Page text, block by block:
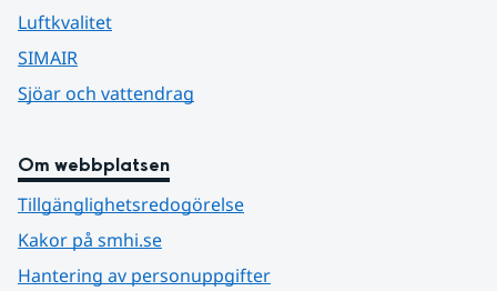
Luftkvalitet
SIMAIR
Sjöar och vattendrag
Om webbplatsen
Tillgänglighetsredogörelse
Kakor på smhi.se
Hantering av personuppgifter